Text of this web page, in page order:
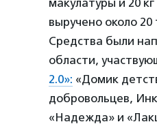
макулатуры и 20
выручено около
Средства были
области,
2.0»: «Домик
добровольцев,
«Надежда» и